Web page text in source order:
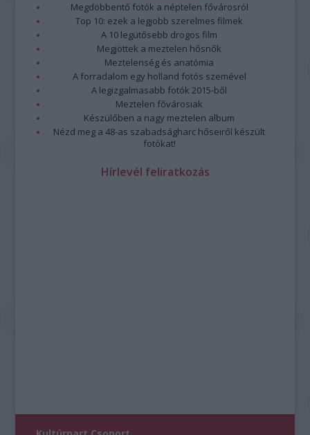
Megdöbbentő fotók a néptelen fővárosról
Top 10: ezek a legjobb szerelmes filmek
A 10 legütősebb drogos film
Megjöttek a meztelen hősnők
Meztelenség és anatómia
A forradalom egy holland fotós szemével
A legizgalmasabb fotók 2015-ből
Meztelen fővárosiak
Készülőben a nagy meztelen album
Nézd meg a 48-as szabadságharc hőseiről készült
fotókat!
Hírlevél feliratkozás